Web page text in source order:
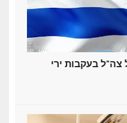
בעקבות ירי